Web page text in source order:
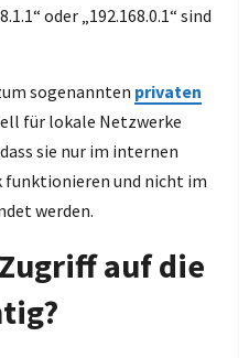
oder „192.168.0.1“ sind
sogenannten privaten
für lokale Netzwerke
sie nur im internen
funktionieren und nicht im
werden.
auf die